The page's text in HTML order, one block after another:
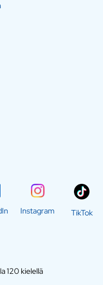
Instagram TikTok
120 kielellä